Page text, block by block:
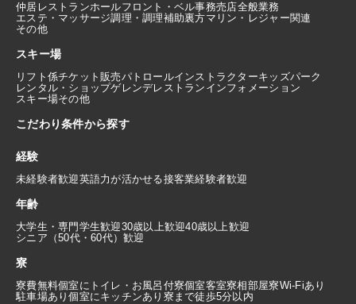
仲居 レストランホールフロント・ベル事務売店全般業務
エステ・マッサージ調理・調理補助裏方マリン・レジャー関連
その他
スキー場
リフト係チケット販売パトロールインストラクターキッズパーク
レンタル・ショップゲレンデレストラン インフォメーション
スキー場その他
こだわり条件から探す
経験
未経験者歓迎英語力が活かせる接客業経験者歓迎
年齢
大学生・専門学生歓迎30歳以上歓迎40歳以上歓迎
シニア（50代・60代）歓迎
寮
寮費無料個室にトイレ・お風呂付寮個室客室寮相部屋寮Wi-Fiあり
駐車場あり個室にキッチンあり 寮まで徒歩5分以内